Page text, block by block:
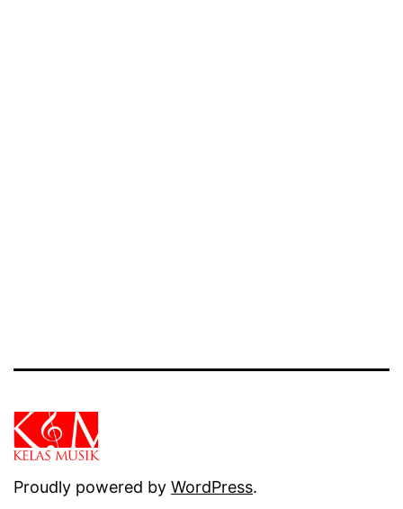
Proudly powered by WordPress.